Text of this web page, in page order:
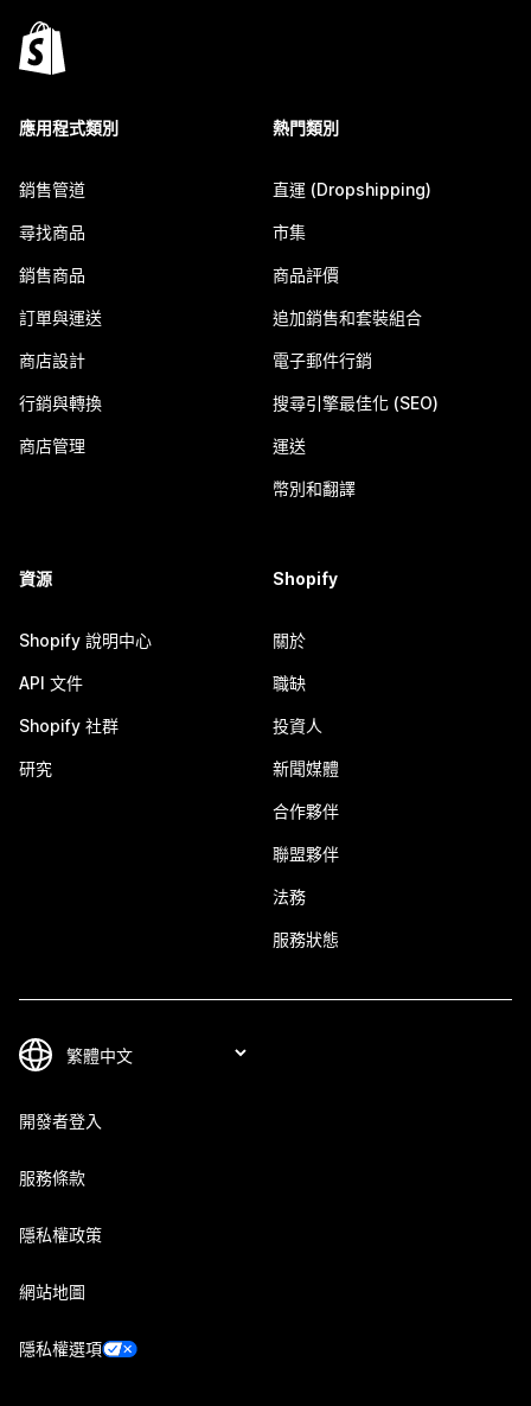
應用程式類別
銷售管道
尋找商品
銷售商品
訂單與運送
商店設計
行銷與轉換
商店管理
熱門類別
直運 (Dropshipping)
市集
商品評價
追加銷售和套裝組合
電子郵件行銷
搜尋引擎最佳化 (SEO)
運送
幣別和翻譯
資源
Shopify 說明中心
API 文件
Shopify 社群
研究
Shopify
關於
職缺
投資人
新聞媒體
合作夥伴
聯盟夥伴
法務
服務狀態
開發者登入
服務條款
隱私權政策
網站地圖
隱私權選項